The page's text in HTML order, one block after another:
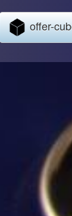
offer-